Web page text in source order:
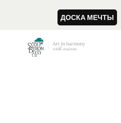
ДОСКА МЕЧТЫ